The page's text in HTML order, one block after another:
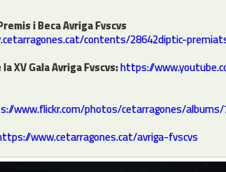
i Beca Avriga Fvscvs
contents/28642diptic-
XV Gala Avriga Fvscvs:https://
www.flickr.com/photos/cetarragones/albums/
www.cetarragones.cat/avriga-fvscvs